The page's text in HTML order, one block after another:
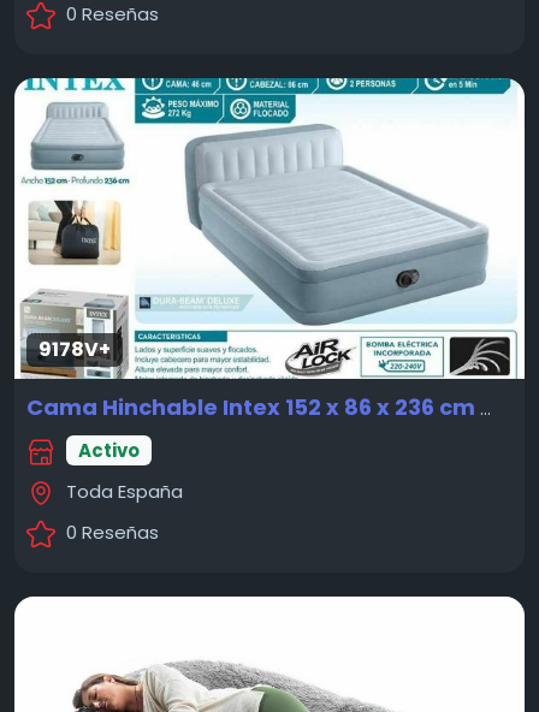
0 Reseñas
9178V+
Cama Hinchable Intex 152 x 86 x 236 cm Nuevo
Activo
Toda España
0 Reseñas